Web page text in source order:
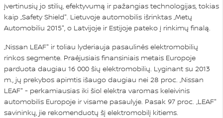
įvertinusių jo stilių, efektyvumą ir pažangias technologijas, tokias
kaip „Safety Shield". Lietuvoje automobilis išrinktas „Metų
Automobiliu 2015", o Latvijoje ir Estijoje pateko į rinkimų finalą.
„Nissan LEAF" ir toliau lyderiauja pasaulinės elektromobilių
rinkos segmente. Praėjusiais finansiniais metais Europoje
parduota daugiau 16 000 šių elektromobilių. Lyginant su 2013
m., jų prekybos apimtis išaugo daugiau nei 28 proc. „Nissan
LEAF" - perkamiausias iki šiol elektra varomas keleivinis
automobilis Europoje ir visame pasaulyje. Pasak 97 proc. „LEAF"
savininkų, jie rekomenduotų šį elektromobilį kitiems.